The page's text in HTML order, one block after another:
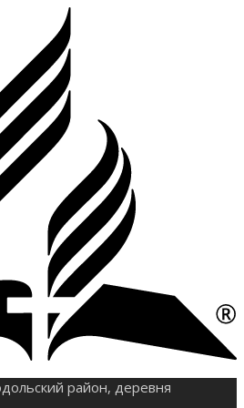
район, деревня